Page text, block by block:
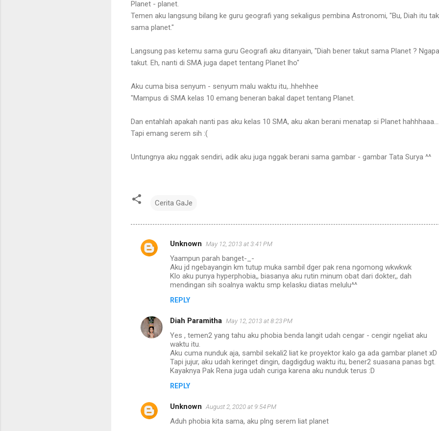
Planet - planet.
Temen aku langsung bilang ke guru geografi yang sekaligus pembina Astronomi, "Bu, Diah itu
sama planet."
Langsung pas ketemu sama guru Geografi aku ditanyain, "Diah bener takut sama Planet ?
takut. Eh, nanti di SMA juga dapet tentang Planet lho"
Aku cuma bisa senyum - senyum malu waktu itu,..hhehhee
"Mampus di SMA kelas 10 emang beneran bakal dapet tentang Planet.
Dan entahlah apakah nanti pas aku kelas 10 SMA, aku akan berani menatap si Planet
Tapi emang serem sih :(
Untungnya aku nggak sendiri, adik aku juga nggak berani sama gambar - gambar Tata Surya ^^
Cerita GaJe
C
n
t
Unknown May 12, 2013 at 3:41 PM
Yaampun parah banget-_-
Aku jd ngebayangin km tutup muka sambil dger pak rena ngomong wkwkwk
Klo aku punya hyperphobia,, biasanya aku rutin minum obat dari dokter,, dah
mendingan sih soalnya waktu smp kelasku diatas melulu^^
REPLY
Diah Paramitha May 12, 2013 at 8:23 PM
Yes , temen2 yang tahu aku phobia benda langit udah cengar - cengir ngeliat aku
waktu itu.
Aku cuma nunduk aja, sambil sekali2 liat ke proyektor kalo ga ada gambar planet xD
Tapi jujur, aku udah keringet dingin, dagdigdug waktu itu, bener2 suasana panas bgt.
Kayaknya Pak Rena juga udah curiga karena aku nunduk terus :D
REPLY
Unknown August 2, 2020 at 9:54 PM
Aduh phobia kita sama, aku plng serem liat planet